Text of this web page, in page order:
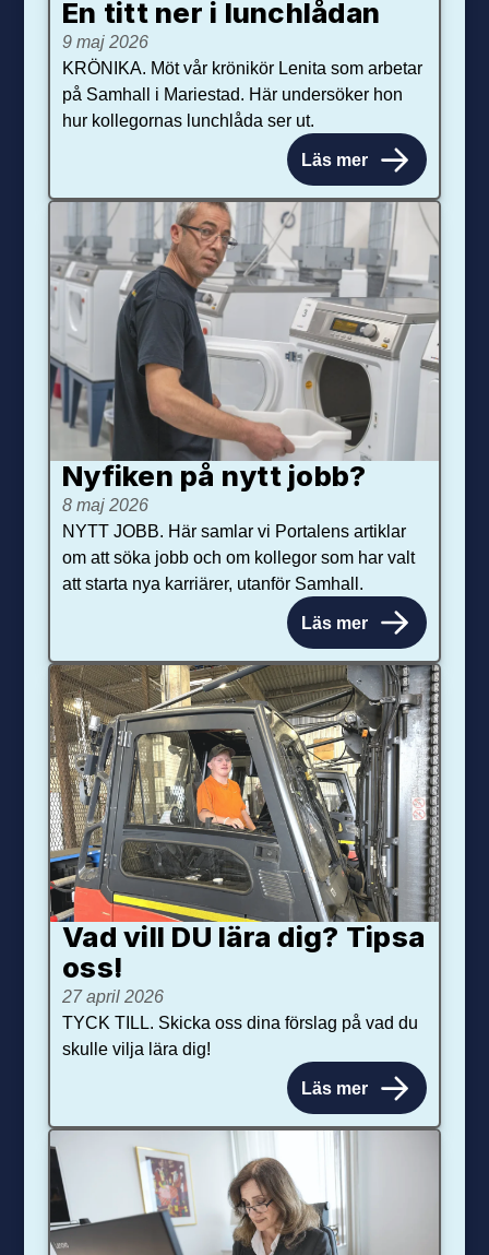
En titt ner i lunchlådan
9 maj 2026
KRÖNIKA. Möt vår krönikör Lenita som arbetar
på Samhall i Mariestad. Här undersöker hon
hur kollegornas lunchlåda ser ut.
Läs mer
Nyfiken på nytt jobb?
8 maj 2026
NYTT JOBB. Här samlar vi Portalens artiklar
om att söka jobb och om kollegor som har valt
att starta nya karriärer, utanför Samhall.
Läs mer
Vad vill DU lära dig? Tipsa
oss!
27 april 2026
TYCK TILL. Skicka oss dina förslag på vad du
skulle vilja lära dig!
Läs mer